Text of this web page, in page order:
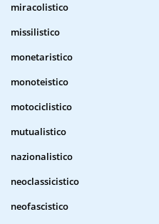
miracolistico
missilistico
monetaristico
monoteistico
motociclistico
mutualistico
nazionalistico
neoclassicistico
neofascistico